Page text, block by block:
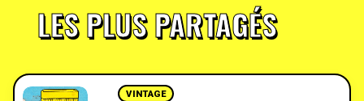
LES PLUS PARTAGÉS
VINTAGE